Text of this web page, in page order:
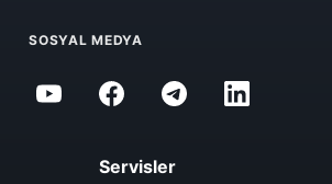
SOSYAL MEDYA
Servisler